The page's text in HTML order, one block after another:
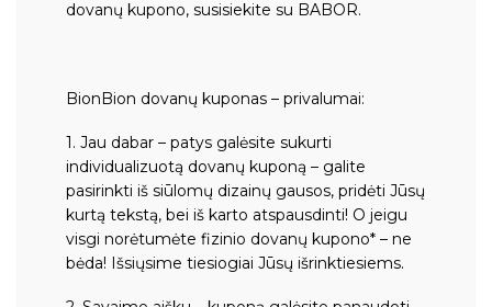
dovanų kupono, susisiekite su BABOR.
BionBion dovanų kuponas – privalumai:
1. Jau dabar – patys galėsite sukurti
individualizuotą dovanų kuponą – galite
pasirinkti iš siūlomų dizainų gausos, pridėti Jūsų
kurtą tekstą, bei iš karto atspausdinti! O jeigu
visgi norėtumėte fizinio dovanų kupono* – ne
bėda! Išsiųsime tiesiogiai Jūsų išrinktiesiems.